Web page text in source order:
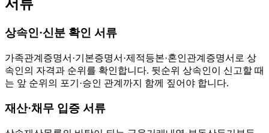
서류
상속인·신분 확인 서류
가족관계증명서·기본증명서·제적등본·혼인관계증명서로 상
속인의 자격과 순위를 확인합니다. 뒷순위 상속인이 신고할 때
는 앞 순위의 포기·승인 관계까지 함께 짚어야 합니다.
재산·채무 입증 서류